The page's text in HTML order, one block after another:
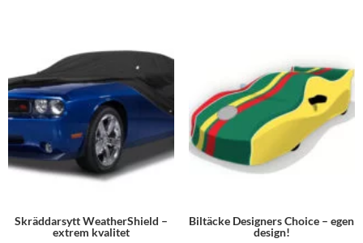
Skräddarsytt WeatherShield –
extrem kvalitet
Biltäcke Designers Choice – egen
design!